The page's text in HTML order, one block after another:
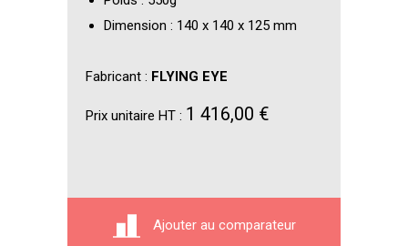
Dimension : 140 x 140 x 125 mm
Fabricant : FLYING EYE
Prix unitaire HT : 1 416,00 €
Ajouter au comparateur